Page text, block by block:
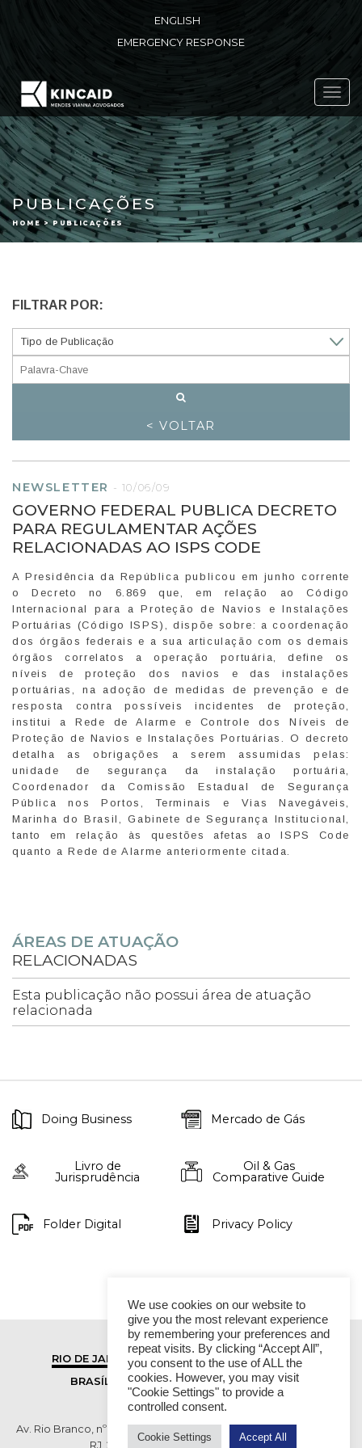
ENGLISH
EMERGENCY RESPONSE
PUBLICAÇÕES
HOME > PUBLICAÇÕES
FILTRAR POR:
< VOLTAR
NEWSLETTER - 10/06/09
GOVERNO FEDERAL PUBLICA DECRETO
PARA REGULAMENTAR AÇÕES
RELACIONADAS AO ISPS CODE
A Presidência da República publicou em junho corrente
o Decreto no 6.869 que, em relação ao Código
Internacional para a Proteção de Navios e Instalações
Portuárias (Código ISPS), dispõe sobre: a coordenação
dos órgãos federais e a sua articulação com os demais
órgãos correlatos a operação portuária, define os
níveis de proteção dos navios e das instalações
portuárias, na adoção de medidas de prevenção e de
resposta contra possíveis incidentes de proteção,
institui a Rede de Alarme e Controle dos Níveis de
Proteção de Navios e Instalações Portuárias. O decreto
detalha as obrigações a serem assumidas pelas:
unidade de segurança da instalação portuária,
Coordenador da Comissão Estadual de Segurança
Pública nos Portos, Terminais e Vias Navegáveis,
Marinha do Brasil, Gabinete de Segurança Institucional,
tanto em relação às questões afetas ao ISPS Code
quanto a Rede de Alarme anteriormente citada.
ÁREAS DE ATUAÇÃO
RELACIONADAS
Esta publicação não possui área de atuação
relacionada
Doing Business Mercado de Gás
Livro de
Jurisprudência
Oil & Gas
Comparative Guide
Folder Digital Privacy Policy
RIO DE JANEIRO
SÃO PAULO
BRASÍLIA
VITÓRIA
Av. Rio Branco, nº 01, 14º andar - Ed. RB1- Centro, Rio de Janeiro -
RJ, 20090-003 TEL (55 21) 2276 6200
We use cookies on our website to
give you the most relevant experience
by remembering your preferences and
repeat visits. By clicking “Accept All”,
you consent to the use of ALL the
cookies. However, you may visit
"Cookie Settings" to provide a
controlled consent.
Cookie Settings Accept All